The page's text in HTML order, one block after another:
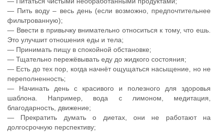
— Пить воду – весь день (если возможно, предпочтительнее
фильтрованную);
— Ввести в привычку внимательно относиться к тому, что ешь.
Это улучшит отношения еды и тела;
— Принимать пищу в спокойной обстановке;
— Тщательно пережёвывать еду до жидкого состояния;
— Есть до тех пор, когда начнёт ощущаться насыщение, но не
переполненность;
— Начинать день с красивого и полезного для здоровья
шаблона. Например, вода с лимоном, медитация,
благодарность, движение;
— Прекратить думать о диетах, они не работают на
долгосрочную перспективу;